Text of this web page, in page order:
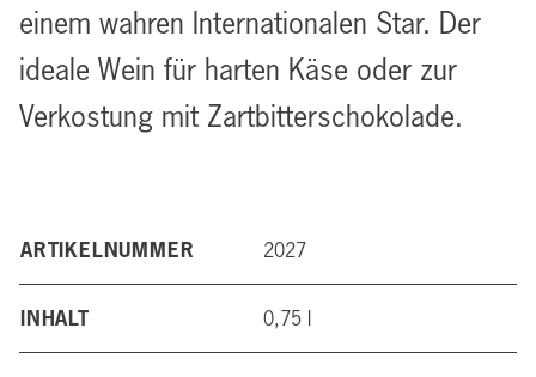
einem wahren Internationalen Star. Der
ideale Wein für harten Käse oder zur
Verkostung mit Zartbitterschokolade.
ARTIKELNUMMER 2027
INHALT 0,75 l